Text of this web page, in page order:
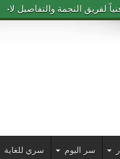
لفريق النجمة والتفاصيل لاحقاً
سر اليوم سري للغاية